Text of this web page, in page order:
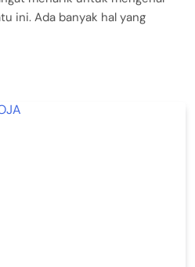
ini. Ada banyak hal yang